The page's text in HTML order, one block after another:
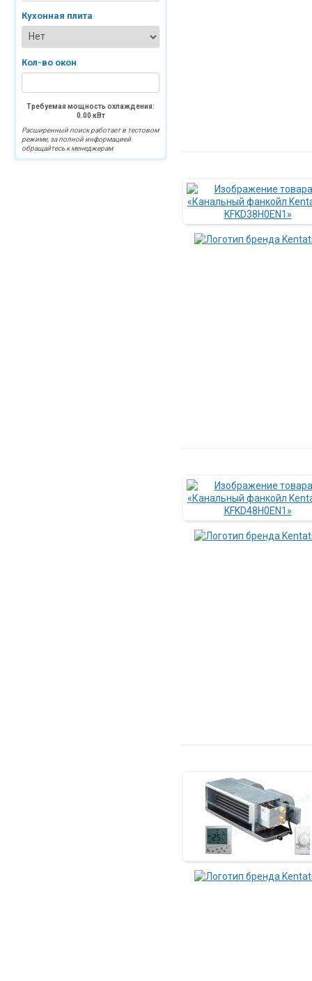
Кухонная плита
Кол-во окон
Требуемая мощность охлаждения:
0.00 кВт
Расширенный поиск работает в тестовом
режиме, за полной информацией
обращайтесь к менеджерам